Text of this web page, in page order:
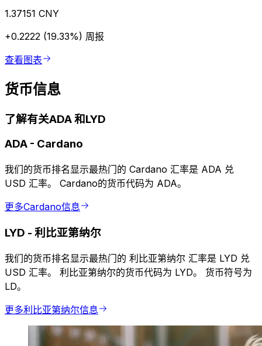
1.37151 CNY
+0.2222 (19.33%) 周报
查看图表
货币信息
了解有关ADA 和LYD
ADA - Cardano
我们的货币排名显示最热门的 Cardano 汇率是 ADA 兑
USD 汇率。 Cardano的货币代码为 ADA。
更多Cardano信息
LYD - 利比亚第纳尔
我们的货币排名显示最热门的 利比亚第纳尔 汇率是 LYD 兑
USD 汇率。 利比亚第纳尔的货币代码为 LYD。 货币符号为
LD。
更多利比亚第纳尔信息